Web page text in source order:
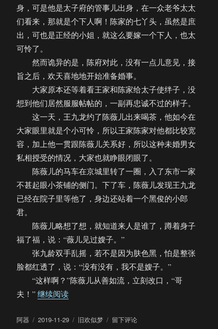
身，可是他是太子府的管事儿出身，在一众老爷太太
们看来，那就是个下人啊！陈家的七丫头，虽然是庶
出，可也是正经的小姐，就这么要嫁一个下人，也太
可怜了。
然而诡异的是，陈府对此，没有一点儿意见，接
旨之后，欢天喜地地开始准备婚事。
大家原本还等着看王家和陈家给太子使绊子，没
想到他们居然服服帖帖的，一副再忠诚不过的样子。
这一天，王九龙约了陈薇儿出来喝茶，他如今在
大家眼里就是个小可怜，所以王家陈家对他都比较宽
容，加上他一贯跟陈薇儿关系好，所以这种未婚男女
私相授受的情况，大家也就睁眼闭眼了。
陈薇儿的马车在京城里转了一圈，入了东市一家
不甚起眼小茶铺的侧门。下了车，陈薇儿发现王九龙
已经在院子里等他了，身边还站着一个黑俊的小郎
君。
陈薇儿略想了想，就知道来人是谁了，蹲着身子
福了福，说：“薇儿见过嫂子。”
张九龄双手乱摇，若不是因为肤色黑，怕是整张
脸都红透了，说：“没有没有，我不是嫂子。”
“这样啊？”陈薇儿从善如流，立刻改口，“哥
夫！”继续阅读“【饼四/ABO】旧欢似梦（67）”
作
阿器
发
2019-11-29
分
旧欢似梦
于
留下评论